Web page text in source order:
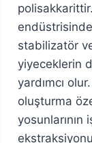
endüstrisinde
stabilizatör
yiyeceklerin
yardımcı
oluşturma